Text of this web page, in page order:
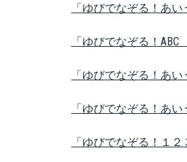
「ゆびでなぞる！あ
「ゆびでなぞる！
「ゆびでなぞる！あ
「ゆびでなぞる！あ
「ゆびでなぞる！１２